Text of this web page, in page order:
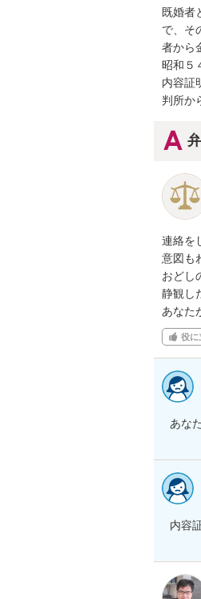
既婚者
で、そ
者から
昭和５
内容証
判所か
連絡を
意図も
おどし
静観し
あなた
役に
あな
内容